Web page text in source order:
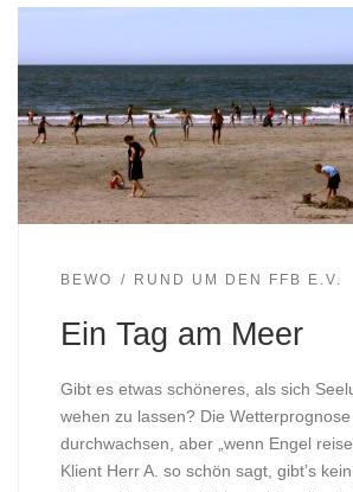
BEWO RUND UM DEN FFB E.V.
Ein Tag am Meer
Gibt es etwas schöneres, als sich
wehen zu lassen? Die
durchwachsen, aber „wenn Engel
Klient Herr A. so schön sagt, gibt’s